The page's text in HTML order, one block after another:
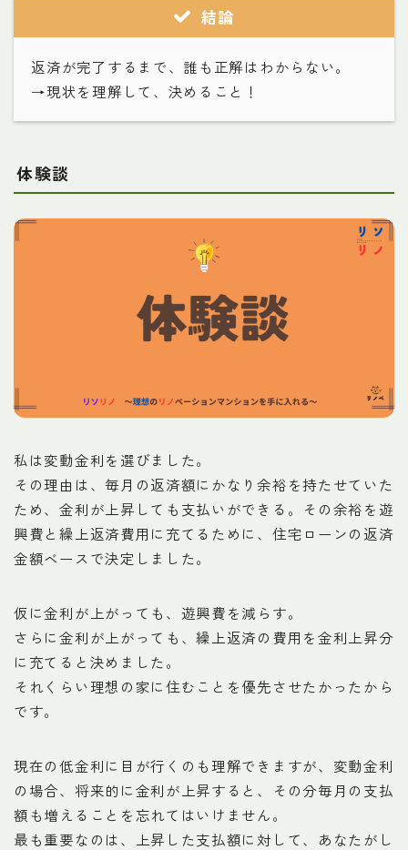
結論
返済が完了するまで、誰も正解はわからない。
→現状を理解して、決めること！
体験談
私は変動金利を選びました。
その理由は、毎月の返済額にかなり余裕を持たせていた
ため、金利が上昇しても支払いができる。その余裕を遊
興費と繰上返済費用に充てるために、住宅ローンの返済
金額ベースで決定しました。
仮に金利が上がっても、遊興費を減らす。
さらに金利が上がっても、繰上返済の費用を金利上昇分
に充てると決めました。
それくらい理想の家に住むことを優先させたかったから
です。
現在の低金利に目が行くのも理解できますが、変動金利
の場合、将来的に金利が上昇すると、その分毎月の支払
額も増えることを忘れてはいけません。
最も重要なのは、上昇した支払額に対して、あなたがし